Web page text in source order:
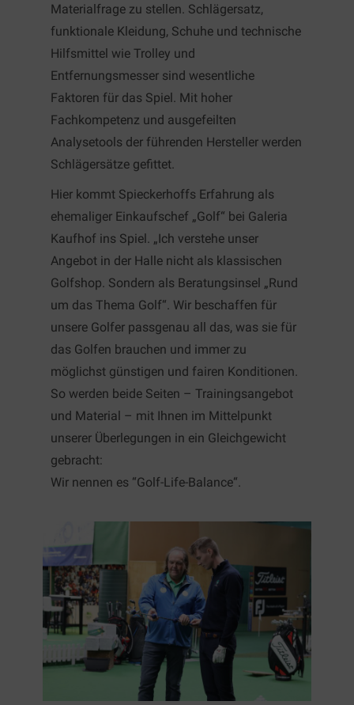
Materialfrage zu stellen. Schlägersatz,
funktionale Kleidung, Schuhe und technische
Hilfsmittel wie Trolley und
Entfernungsmesser sind wesentliche
Faktoren für das Spiel. Mit hoher
Fachkompetenz und ausgefeilten
Analysetools der führenden Hersteller werden
Schlägersätze gefittet.
Hier kommt Spieckerhoffs Erfahrung als
ehemaliger Einkaufschef „Golf“ bei Galeria
Kaufhof ins Spiel. „Ich verstehe unser
Angebot in der Halle nicht als klassischen
Golfshop. Sondern als Beratungsinsel „Rund
um das Thema Golf“. Wir beschaffen für
unsere Golfer passgenau all das, was sie für
das Golfen brauchen und immer zu
möglichst günstigen und fairen Konditionen.
So werden beide Seiten – Trainingsangebot
und Material – mit Ihnen im Mittelpunkt
unserer Überlegungen in ein Gleichgewicht
gebracht:
Wir nennen es “Golf-Life-Balance“.